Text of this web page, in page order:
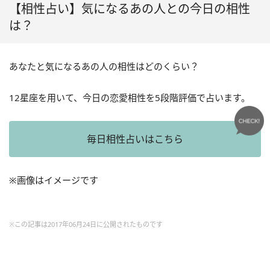
【相性占い】気になるあの人との今日の相性
は？
あなたと気になるあの人の相性はどのくらい？
12星座を用いて、今日の恋愛相性を5段階評価で占います。
毎日相性占いはこちら
※画像はイメージです
※この記事は2017年06月24日に公開されたものです